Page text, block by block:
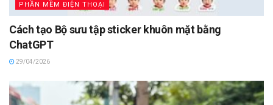
PHẦN MỀM ĐIỆN THOẠI
Cách tạo Bộ sưu tập sticker khuôn mặt bằng
ChatGPT
29/04/2026